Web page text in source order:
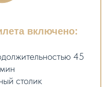
включено:
45
мин
столик